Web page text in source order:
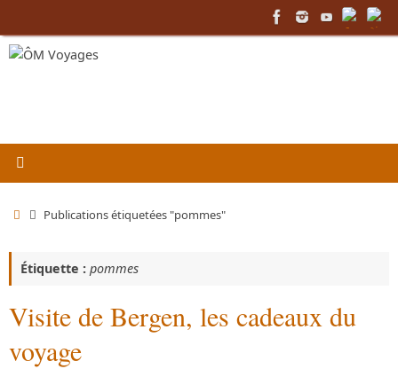
au
contenu
AccueilPublications étiquetées "pommes"
Étiquette : pommes
Visite de Bergen, les cadeaux du
voyage